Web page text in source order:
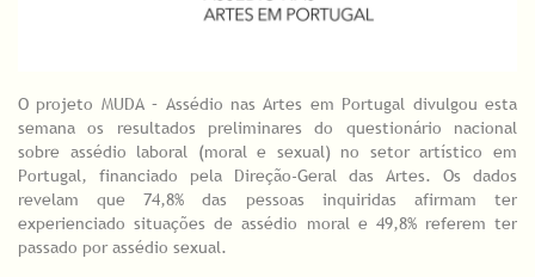
O projeto MUDA – Assédio nas Artes em Portugal divulgou esta
semana os resultados preliminares do questionário nacional
sobre assédio laboral (moral e sexual) no setor artístico em
Portugal, financiado pela Direção-Geral das Artes. Os dados
revelam que 74,8% das pessoas inquiridas afirmam ter
experienciado situações de assédio moral e 49,8% referem ter
passado por assédio sexual.